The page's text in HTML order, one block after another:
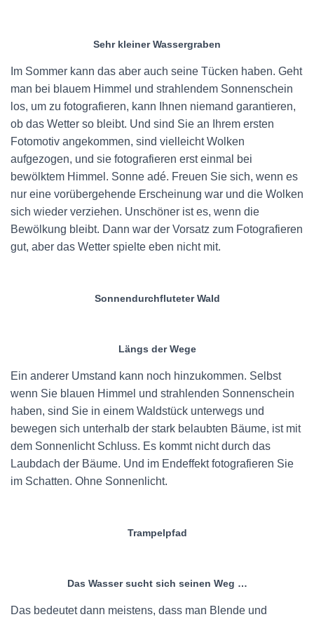
Sehr kleiner Wassergraben
Im Sommer kann das aber auch seine Tücken haben. Geht
man bei blauem Himmel und strahlendem Sonnenschein
los, um zu fotografieren, kann Ihnen niemand garantieren,
ob das Wetter so bleibt. Und sind Sie an Ihrem ersten
Fotomotiv angekommen, sind vielleicht Wolken
aufgezogen, und sie fotografieren erst einmal bei
bewölktem Himmel. Sonne adé. Freuen Sie sich, wenn es
nur eine vorübergehende Erscheinung war und die Wolken
sich wieder verziehen. Unschöner ist es, wenn die
Bewölkung bleibt. Dann war der Vorsatz zum Fotografieren
gut, aber das Wetter spielte eben nicht mit.
Sonnendurchfluteter Wald
Längs der Wege
Ein anderer Umstand kann noch hinzukommen. Selbst
wenn Sie blauen Himmel und strahlenden Sonnenschein
haben, sind Sie in einem Waldstück unterwegs und
bewegen sich unterhalb der stark belaubten Bäume, ist mit
dem Sonnenlicht Schluss. Es kommt nicht durch das
Laubdach der Bäume. Und im Endeffekt fotografieren Sie
im Schatten. Ohne Sonnenlicht.
Trampelpfad
Das Wasser sucht sich seinen Weg …
Das bedeutet dann meistens, dass man Blende und